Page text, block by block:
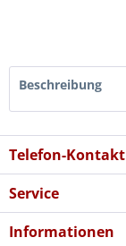
Beschreibung
Telefon-Kontakt
Service
Informationen